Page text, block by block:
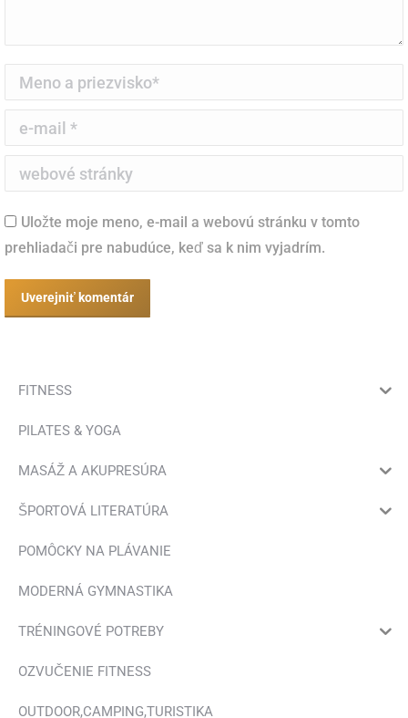
Meno a priezvisko *
e-mail *
webové stránky
Uložte moje meno, e-mail a webovú stránku v tomto
prehliadači pre nabudúce, keď sa k nim vyjadrím.
Uverejniť komentár
FITNESS
PILATES & YOGA
MASÁŽ A AKUPRESÚRA
ŠPORTOVÁ LITERATÚRA
POMÔCKY NA PLÁVANIE
MODERNÁ GYMNASTIKA
TRÉNINGOVÉ POTREBY
OZVUČENIE FITNESS
OUTDOOR,CAMPING,TURISTIKA